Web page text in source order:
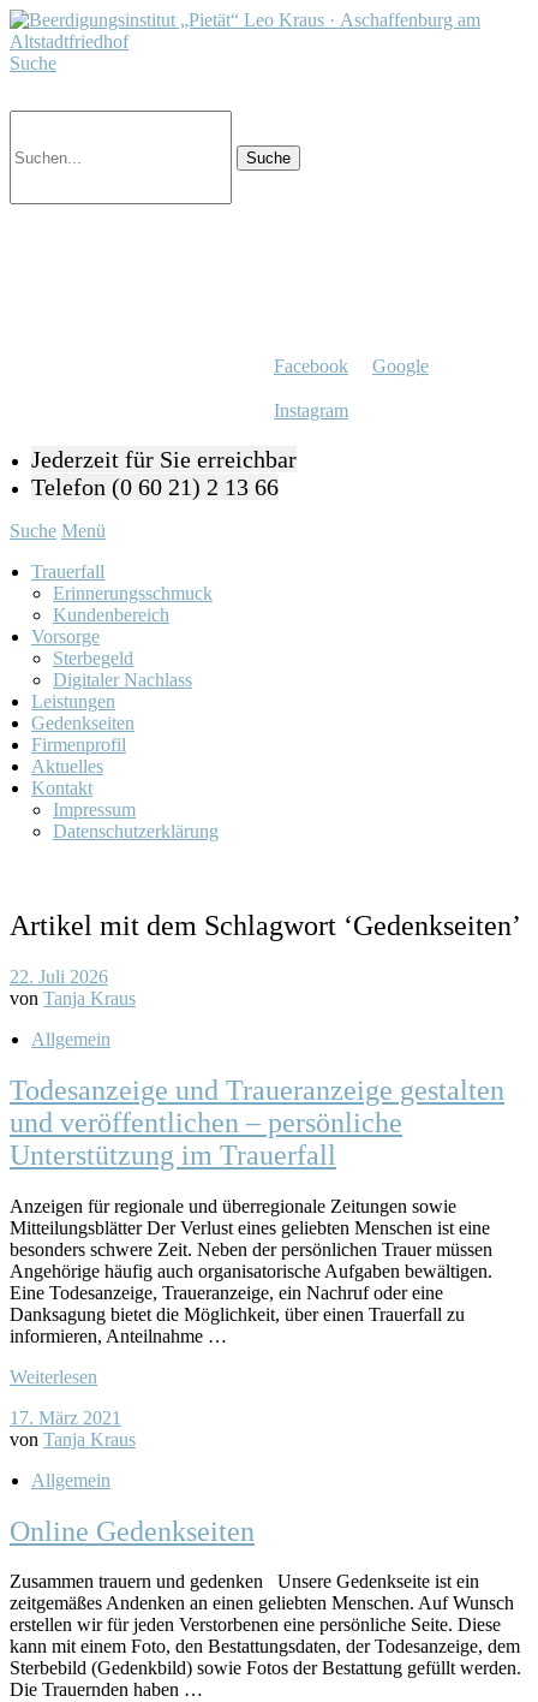
Suche
Facebook Google
Instagram
Jederzeit für Sie erreichbar
Telefon (0 60 21) 2 13 66
Suche Menü
Trauerfall
Erinnerungsschmuck
Kundenbereich
Vorsorge
Sterbegeld
Digitaler Nachlass
Leistungen
Gedenkseiten
Firmenprofil
Aktuelles
Kontakt
Impressum
Datenschutzerklärung
Artikel mit dem Schlagwort ‘Gedenkseiten’
22. Juli 2026
von Tanja Kraus
Allgemein
Todesanzeige und Traueranzeige gestalten
und veröffentlichen – persönliche
Unterstützung im Trauerfall
Anzeigen für regionale und überregionale Zeitungen sowie
Mitteilungsblätter Der Verlust eines geliebten Menschen ist eine
besonders schwere Zeit. Neben der persönlichen Trauer müssen
Angehörige häufig auch organisatorische Aufgaben bewältigen.
Eine Todesanzeige, Traueranzeige, ein Nachruf oder eine
Danksagung bietet die Möglichkeit, über einen Trauerfall zu
informieren, Anteilnahme …
Weiterlesen
17. März 2021
von Tanja Kraus
Allgemein
Online Gedenkseiten
Zusammen trauern und gedenken Unsere Gedenkseite ist ein
zeitgemäßes Andenken an einen geliebten Menschen. Auf Wunsch
erstellen wir für jeden Verstorbenen eine persönliche Seite. Diese
kann mit einem Foto, den Bestattungsdaten, der Todesanzeige, dem
Sterbebild (Gedenkbild) sowie Fotos der Bestattung gefüllt werden.
Die Trauernden haben …